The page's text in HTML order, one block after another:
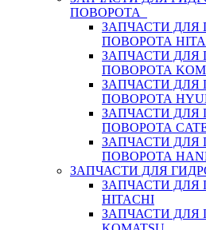
ПОВОРОТА
ЗАПЧАСТИ ДЛЯ
ПОВОРОТА
ЗАПЧАСТИ ДЛЯ
ПОВОРОТА
ЗАПЧАСТИ ДЛЯ
ПОВОРОТА
ЗАПЧАСТИ ДЛЯ
ПОВОРОТА
ЗАПЧАСТИ ДЛЯ
ПОВОРОТА
ЗАПЧАСТИ ДЛЯ
ЗАПЧАСТИ ДЛЯ
HITACHI
ЗАПЧАСТИ ДЛЯ